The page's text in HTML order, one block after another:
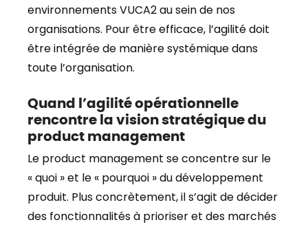
environnements VUCA2 au sein de nos
organisations. Pour être efficace, l’agilité doit
être intégrée de manière systémique dans
toute l’organisation.
Quand l’agilité opérationnelle
rencontre la vision stratégique du
product management
Le product management se concentre sur le
« quoi » et le « pourquoi » du développement
produit. Plus concrètement, il s’agit de décider
des fonctionnalités à prioriser et des marchés